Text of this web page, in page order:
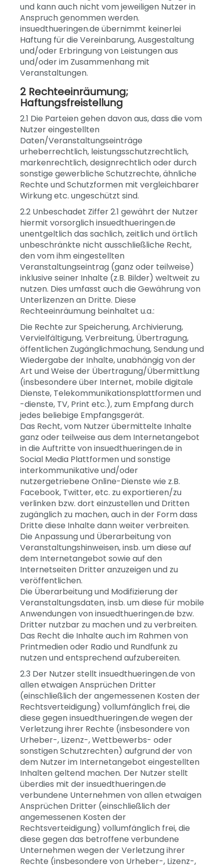
und kann auch nicht vom jeweiligen Nutzer in
Anspruch genommen werden.
insuedthueringen.de übernimmt keinerlei
Haftung für die Vereinbarung, Ausgestaltung
und/oder Erbringung von Leistungen aus
und/oder im Zusammenhang mit
Veranstaltungen.
2 Rechteeinräumung;
Haftungsfreistellung
2.1 Die Parteien gehen davon aus, dass die vom
Nutzer eingestellten
Daten/Veranstaltungseinträge
urheberrechtlich, leistungsschutzrechtlich,
markenrechtlich, designrechtlich oder durch
sonstige gewerbliche Schutzrechte, ähnliche
Rechte und Schutzformen mit vergleichbarer
Wirkung etc. ungeschützt sind.
2.2 Unbeschadet Ziffer 2.1 gewährt der Nutzer
hiermit vorsorglich insuedthueringen.de
unentgeltlich das sachlich, zeitlich und örtlich
unbeschränkte nicht ausschließliche Recht,
den vom ihm eingestellten
Veranstaltungseintrag (ganz oder teilweise)
inklusive seiner Inhalte (z.B. Bilder) weltweit zu
nutzen. Dies umfasst auch die Gewährung von
Unterlizenzen an Dritte. Diese
Rechteeinräumung beinhaltet u.a.:
Die Rechte zur Speicherung, Archivierung,
Vervielfältigung, Verbreitung, Übertragung,
öffentlichen Zugänglichmachung, Sendung und
Wiedergabe der Inhalte, unabhängig von der
Art und Weise der Übertragung/Übermittlung
(insbesondere über Internet, mobile digitale
Dienste, Telekommunikationsplattformen und
-dienste, TV, Print etc.), zum Empfang durch
jedes beliebige Empfangsgerät.
Das Recht, vom Nutzer übermittelte Inhalte
ganz oder teilweise aus dem Internetangebot
in die Auftritte von insuedthueringen.de in
Social Media Plattformen und sonstige
interkommunikative und/oder
nutzergetriebene Online-Dienste wie z.B.
Facebook, Twitter, etc. zu exportieren/zu
verlinken bzw. dort einzustellen und Dritten
zugänglich zu machen, auch in der Form dass
Dritte diese Inhalte dann weiter verbreiten.
Die Anpassung und Überarbeitung von
Veranstaltungshinweisen, insb. um diese auf
dem Internetangebot sowie auf den
Internetseiten Dritter anzuzeigen und zu
veröffentlichen.
Die Überarbeitung und Modifizierung der
Veranstaltungsdaten, insb. um diese für mobile
Anwendungen von insuedthueringen.de bzw.
Dritter nutzbar zu machen und zu verbreiten.
Das Recht die Inhalte auch im Rahmen von
Printmedien oder Radio und Rundfunk zu
nutzen und entsprechend aufzubereiten.
2.3 Der Nutzer stellt insuedthueringen.de von
allen etwaigen Ansprüchen Dritter
(einschließlich der angemessenen Kosten der
Rechtsverteidigung) vollumfänglich frei, die
diese gegen insuedthueringen.de wegen der
Verletzung ihrer Rechte (insbesondere von
Urheber-, Lizenz-, Wettbewerbs- oder
sonstigen Schutzrechten) aufgrund der von
dem Nutzer im Internetangebot eingestellten
Inhalten geltend machen. Der Nutzer stellt
überdies mit der insuedthueringen.de
verbundene Unternehmen von allen etwaigen
Ansprüchen Dritter (einschließlich der
angemessenen Kosten der
Rechtsverteidigung) vollumfänglich frei, die
diese gegen das betroffene verbundene
Unternehmen wegen der Verletzung ihrer
Rechte (insbesondere von Urheber-, Lizenz-,